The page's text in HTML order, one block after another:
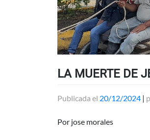
LA MUERTE DE
Publicada el 20/12/2024 |
Por jose morales